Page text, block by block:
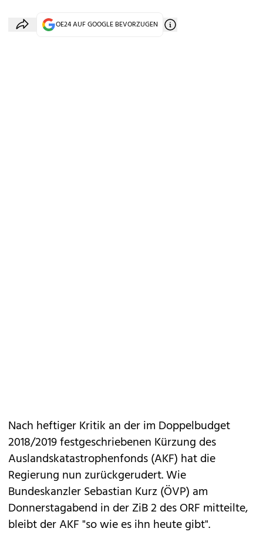
OE24 AUF GOOGLE BEVORZUGEN
Nach heftiger Kritik an der im Doppelbudget
2018/2019 festgeschriebenen Kürzung des
Auslandskatastrophenfonds (AKF) hat die
Regierung nun zurückgerudert. Wie
Bundeskanzler Sebastian Kurz (ÖVP) am
Donnerstagabend in der ZiB 2 des ORF mitteilte,
bleibt der AKF "so wie es ihn heute gibt".